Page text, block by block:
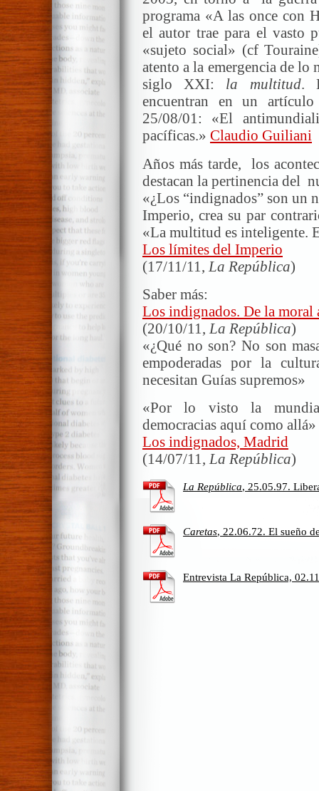
programa «A las once con
el autor trae para el vasto
«sujeto social» (cf
atento a la emergencia de lo
siglo XXI: la multitud.
encuentran en un
25/08/01: «El
pacíficas.» Claudio Guiliani
Años más tarde, los
destacan la pertinencia del
«¿Los “indignados” son un
Imperio, crea su par
«La multitud es inteligente.
Los límites del Imperio
(17/11/11, La República)
Saber más:
Los indignados. De la moral
(20/10/11, La República)
«¿Qué no son? No son
empoderadas por la
necesitan Guías supremos»
«Por lo visto la
democracias aquí como allá»
Los indignados, Madrid
(14/07/11, La República)
La República, 25.05.97.
Caretas, 22.06.72. El sueño
Entrevista La República,